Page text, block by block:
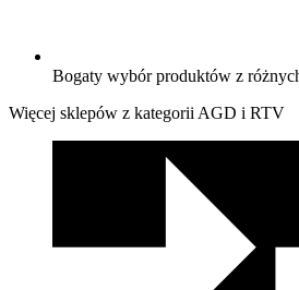
Bogaty wybór produktów z
Więcej sklepów z kategorii AGD i RTV